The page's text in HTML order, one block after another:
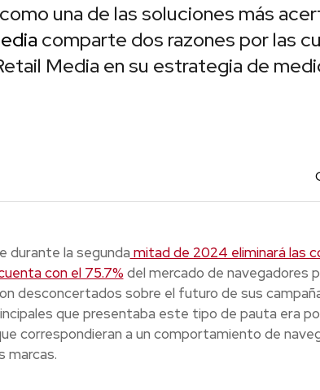
una de las soluciones más
comparte dos razones por las
Media en su estrategia de
durante la segunda mitad de 2024 eliminará las
con el 75.7% del mercado de navegadores
desconcertados sobre el futuro de sus
que presentaba este tipo de pauta era
correspondieran a un comportamiento de
marcas.